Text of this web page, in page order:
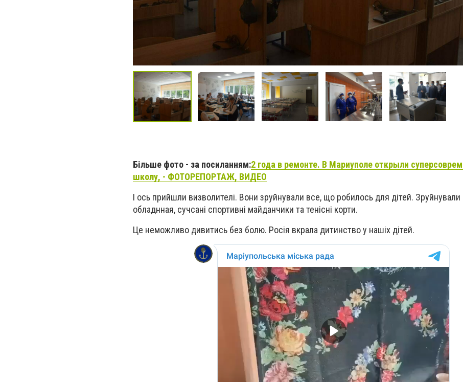
Більше фото - за посиланням:2 года в ремонте. В Мариуполе открыли
школу, - ФОТОРЕПОРТАЖ, ВИДЕО
І ось прийшли визволителі. Вони зруйнували все, що робилось для дітей. Зруйнували
обладнная, сучсані спортивні майданчики та тенісні корти.
Це неможливо дивитись без болю. Росія вкрала дитинство у нашіх дітей.